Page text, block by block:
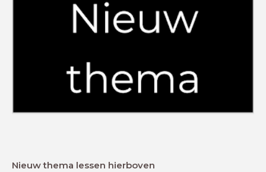
Nieuw thema lessen hierboven